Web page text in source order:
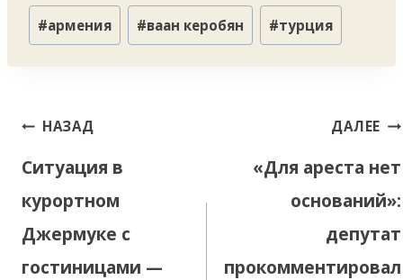
Метки
записи:
#армения #ваан керобян #турция
Навигация
записям
НАЗАД
Ситуация в
курортном
Джермуке с
гостиницами —
ДАЛЕЕ
«Для ареста нет
оснований»:
депутат
прокомментировал